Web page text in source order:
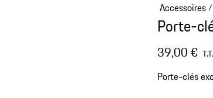
Accessoires/
Porte-
39,00 €
Porte-clés